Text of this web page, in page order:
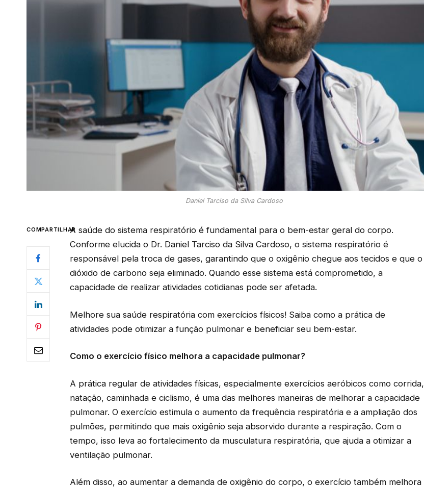
Daniel Tarciso da Silva Cardoso
COMPARTILHARA saúde do sistema respiratório é fundamental para o bem-estar geral do corpo.
Conforme elucida o Dr. Daniel Tarciso da Silva Cardoso, o sistema respiratório é
responsável pela troca de gases, garantindo que o oxigênio chegue aos tecidos e que o
dióxido de carbono seja eliminado. Quando esse sistema está comprometido, a
capacidade de realizar atividades cotidianas pode ser afetada.
Melhore sua saúde respiratória com exercícios físicos! Saiba como a prática de
atividades pode otimizar a função pulmonar e beneficiar seu bem-estar.
Como o exercício físico melhora a capacidade pulmonar?
A prática regular de atividades físicas, especialmente exercícios aeróbicos como corrida,
natação, caminhada e ciclismo, é uma das melhores maneiras de melhorar a capacidade
pulmonar. O exercício estimula o aumento da frequência respiratória e a ampliação dos
pulmões, permitindo que mais oxigênio seja absorvido durante a respiração. Com o
tempo, isso leva ao fortalecimento da musculatura respiratória, que ajuda a otimizar a
ventilação pulmonar.
Além disso, ao aumentar a demanda de oxigênio do corpo, o exercício também melhora